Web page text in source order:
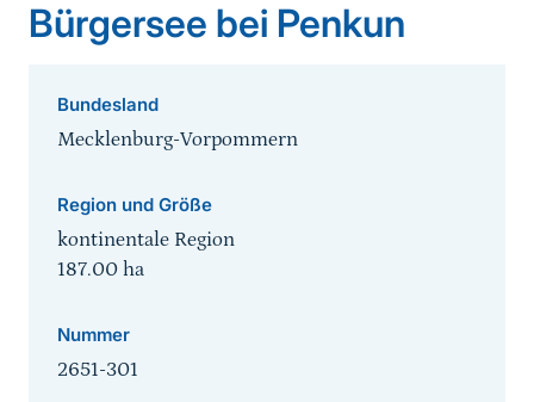
Bürgersee bei Penkun
Bundesland
Mecklenburg-Vorpommern
Region und Größe
kontinentale Region
187.00 ha
Nummer
2651-301